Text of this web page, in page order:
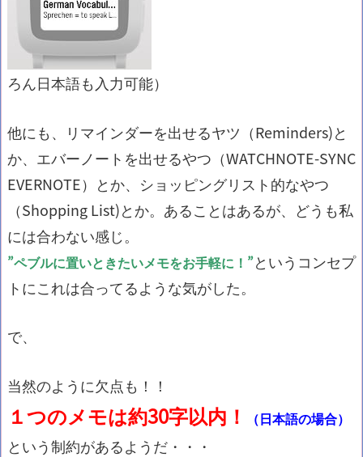
ろん日本語も入力可能）
他にも、リマインダーを出せるヤツ（Reminders)と
か、エバーノートを出せるやつ（WATCHNOTE-SYNC
EVERNOTE）とか、ショッピングリスト的なやつ
（Shopping List)とか。あることはあるが、どうも私
には合わない感じ。
”ペブルに置いときたいメモをお手軽に！”というコンセプ
トにこれは合ってるような気がした。
で、
当然のように欠点も！！
１つのメモは約30字以内！ （日本語の場合）
という制約があるようだ・・・